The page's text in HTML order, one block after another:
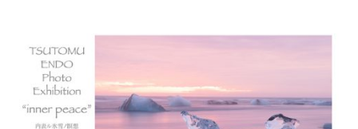
#路地裏てぃーん。
#GH 銘品の所以
#Commune H #FOCUS IT #AH.H
#ととけん #FASHION #MUSIC #MOVIE